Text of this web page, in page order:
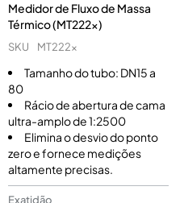
Medidor de Fluxo de Massa
Térmico (MT222x)
SKU MT222x
Tamanho do tubo: DN15 a
80
Rácio de abertura de cama
ultra-amplo de 1:2500
Elimina o desvio do ponto
zero e fornece medições
altamente precisas.
Exatidão